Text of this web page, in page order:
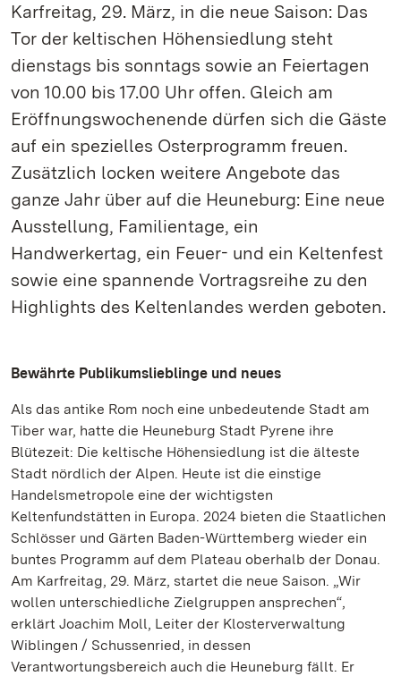
Karfreitag, 29. März, in die neue Saison: Das
Tor der keltischen Höhensiedlung steht
dienstags bis sonntags sowie an Feiertagen
von 10.00 bis 17.00 Uhr offen. Gleich am
Eröffnungswochenende dürfen sich die Gäste
auf ein spezielles Osterprogramm freuen.
Zusätzlich locken weitere Angebote das
ganze Jahr über auf die Heuneburg: Eine neue
Ausstellung, Familientage, ein
Handwerkertag, ein Feuer- und ein Keltenfest
sowie eine spannende Vortragsreihe zu den
Highlights des Keltenlandes werden geboten.
Bewährte Publikumslieblinge und neues
Als das antike Rom noch eine unbedeutende Stadt am
Tiber war, hatte die Heuneburg Stadt Pyrene ihre
Blütezeit: Die keltische Höhensiedlung ist die älteste
Stadt nördlich der Alpen. Heute ist die einstige
Handelsmetropole eine der wichtigsten
Keltenfundstätten in Europa. 2024 bieten die Staatlichen
Schlösser und Gärten Baden-Württemberg wieder ein
buntes Programm auf dem Plateau oberhalb der Donau.
Am Karfreitag, 29. März, startet die neue Saison. „Wir
wollen unterschiedliche Zielgruppen ansprechen“,
erklärt Joachim Moll, Leiter der Klosterverwaltung
Wiblingen / Schussenried, in dessen
Verantwortungsbereich auch die Heuneburg fällt. Er